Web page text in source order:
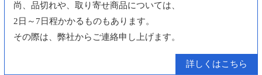
尚、品切れや、取り寄せ商品については、
2日～7日程かかるものもあります。
その際は、弊社からご連絡申し上げます。
詳しくはこちら